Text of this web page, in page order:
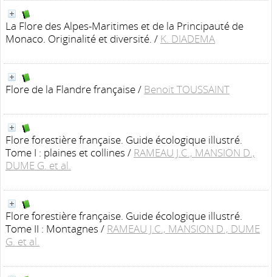
La Flore des Alpes-Maritimes et de la Principauté de
Monaco. Originalité et diversité. / K. DIADEMA
Flore de la Flandre française/ Benoit TOUSSAINT
Flore forestière française. Guide écologique illustré.
Tome I : plaines et collines / RAMEAU J.C., MANSION D.,
DUME G. et al.
Flore forestière française. Guide écologique illustré.
Tome II : Montagnes / RAMEAU J.C., MANSION D., DUME
G. et al.